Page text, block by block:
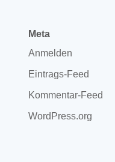
Meta
Anmelden
Eintrags-Feed
Kommentar-Feed
WordPress.org